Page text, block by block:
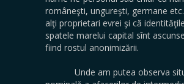
româneşti, ungureşti, germane
alţi proprietari evrei şi că
spatele marelui capital sînt
fiind rostul anonimizării.
Unde am putea observa